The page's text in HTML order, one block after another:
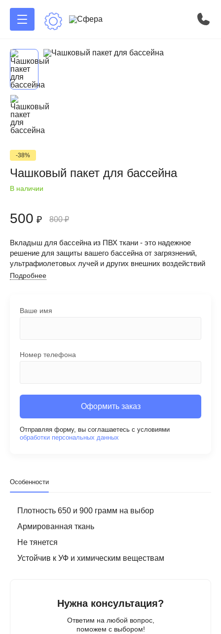
-38%
Чашковый пакет для бассейна
В наличии
500 ₽ 800₽
Вкладыш для бассейна из ПВХ ткани - это надежное
решение для защиты вашего бассейна от загрязнений,
ультрафиолетовых лучей и других внешних воздействий
Подробнее
Ваше имя
Номер телефона
Оформить заказ
Отправляя форму, вы соглашаетесь с условиями
обработки персональных данных
Особенности
Плотность 650 и 900 грамм на выбор
Армированная ткань
Не тянется
Устойчив к УФ и химическим веществам
Нужна консультация?
Ответим на любой вопрос,
поможем с выбором!